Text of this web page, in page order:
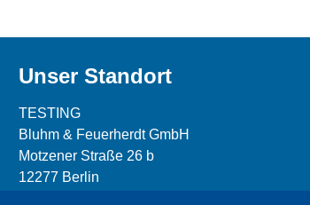
Unser Standort
TESTING
Bluhm & Feuerherdt GmbH
Motzener Straße 26 b
12277 Berlin